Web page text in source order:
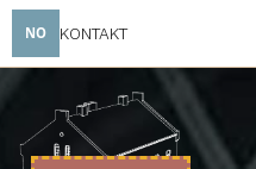
NO KONTAKT